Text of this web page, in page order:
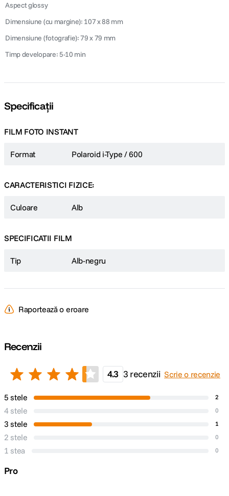
 Aspect glossy
 Dimensiune (cu margine): 107 x 88 mm
 Dimensiune (fotografie): 79 x 79 mm
 Timp developare: 5-10 min
Specificații
FILM FOTO INSTANT
Format Polaroid i-Type / 600
CARACTERISTICI FIZICE:
Culoare Alb
SPECIFICATII FILM
Tip Alb-negru
Raportează o eroare
Recenzii
4.3 3 recenzii Scrie o recenzie
5 stele 2
4 stele 0
3 stele 1
2 stele 0
1 stea 0
Pro